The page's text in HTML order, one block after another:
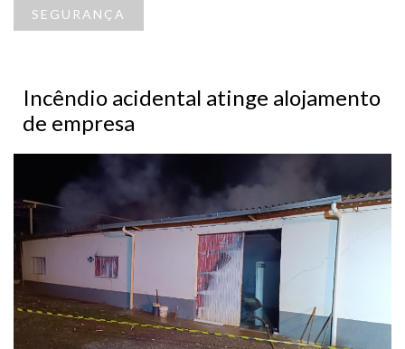
SEGURANÇA
Incêndio acidental atinge alojamento
de empresa